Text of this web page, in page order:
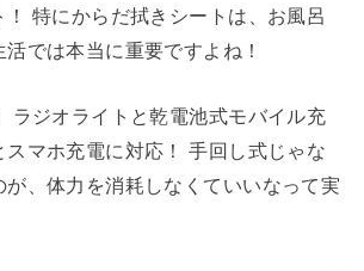
！ 特にからだ拭きシートは、お風呂
では本当に重要ですよね！
ラジオライトと乾電池式モバイル充
スマホ充電に対応！ 手回し式じゃな
が、体力を消耗しなくていいなって実